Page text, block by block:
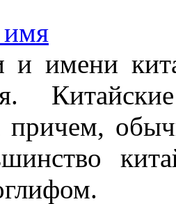
имени
причем,